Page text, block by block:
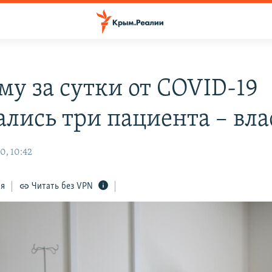
за сутки от COVID-19
три пациента –
10:42
Читать без VPN